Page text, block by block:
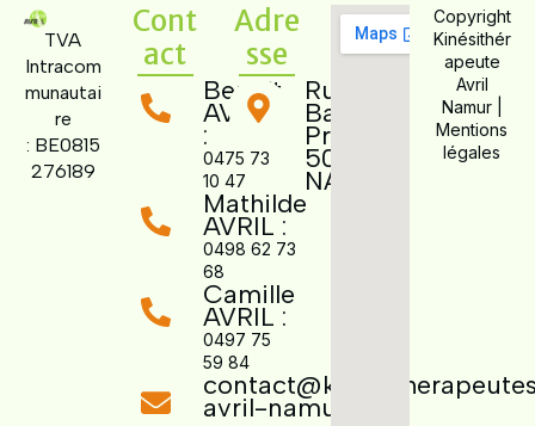
TVA
Intracom
munautai
re
: BE0815
276189
Cont
act
Benoît
AVRIL
:
0475 73
10 47
Mathilde
AVRIL :
0498 62 73
68
Camille
AVRIL :
0497 75
59 84
avril-namur.be
Adre
sse
Rue des
Bas
Prés 7,
5000
NAMUR
Copyright
Kinésithér
apeute
Avril
Namur |
Mentions
légales